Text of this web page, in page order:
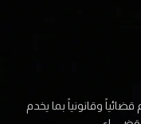
وقانونياً بما يخدم